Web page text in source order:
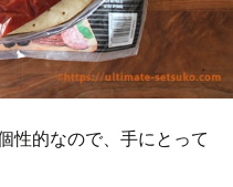
性的なので、手にとって